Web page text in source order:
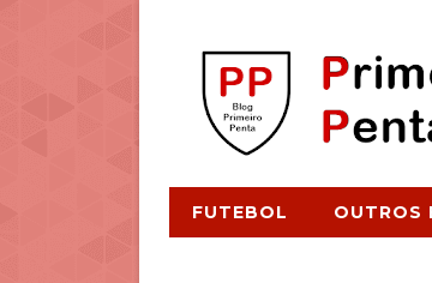
FUTEBOL OUTROS